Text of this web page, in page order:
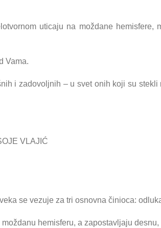
uticaju na moždane
Vama.
i zadovoljnih – u svet onih koji su
VLAJIĆ
se vezuje za tri osnovna činioca:
hemisferu, a zapostavljaju